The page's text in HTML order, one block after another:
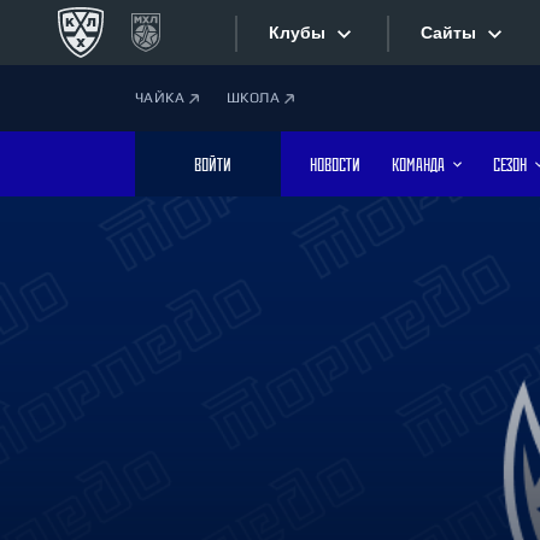
Клубы
Дивизион Боброва
Лада
Сайты
Текстовые
Фотобанк
ЧАЙКА ШКОЛА
ВОЙТИ НОВОСТИ КОМАНДА СЕЗОН